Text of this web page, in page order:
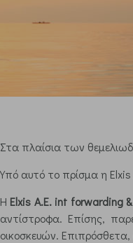
Στα πλαίσια των
Υπό αυτό το πρίσμα η
Η Elxis Α.Ε. int forwarding
αντίστροφα. Επίσης,
οικοσκευών.